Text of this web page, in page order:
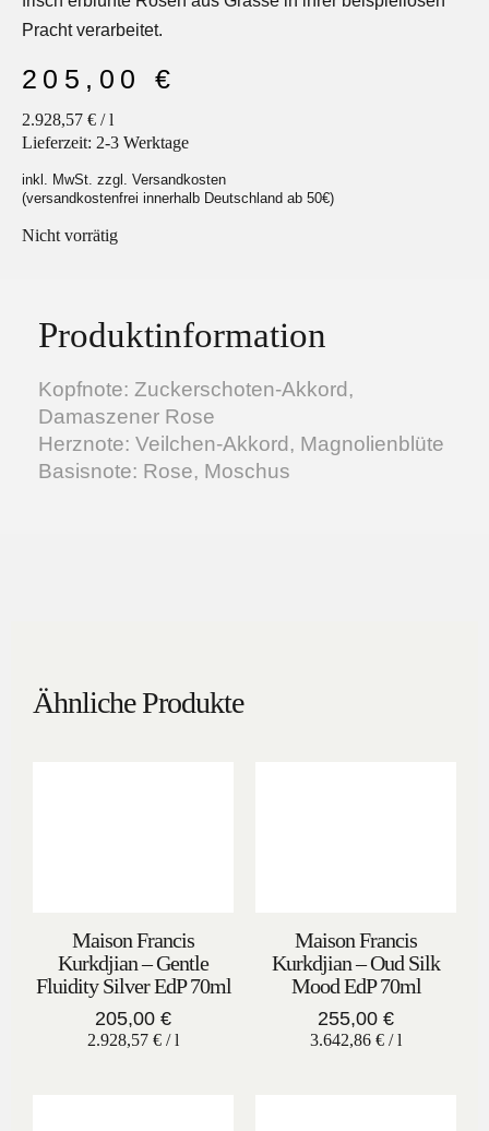
Pracht verarbeitet.
205,00 €
2.928,57 € /l
Lieferzeit: 2-3 Werktage
inkl. MwSt. zzgl. Versandkosten
(versandkostenfrei innerhalb Deutschland ab 50€)
Nicht vorrätig
Produktinformation
Kopfnote: Zuckerschoten-Akkord,
Damaszener Rose
Herznote: Veilchen-Akkord, Magnolienblüte
Basisnote: Rose, Moschus
Ähnliche Produkte
Maison Francis
Kurkdjian – Gentle
Fluidity Silver EdP 70ml
205,00 €
2.928,57 € /l
Maison Francis
Kurkdjian – Oud Silk
Mood EdP 70ml
255,00 €
3.642,86 € /l